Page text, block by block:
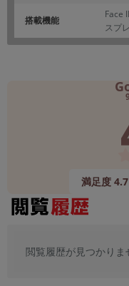
搭載機能
Face
スプ
満足度
閲覧履歴が見つかりま